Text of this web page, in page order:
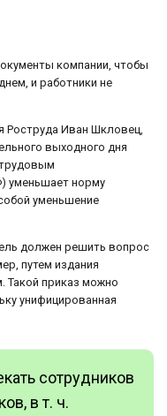
компании, чтобы
и работники не
Роструда Иван Шкловец,
выходного дня
уменьшает норму
уменьшение
должен решить вопрос
путем издания
Такой приказ можно
унифицированная
сотрудников
в т. ч.